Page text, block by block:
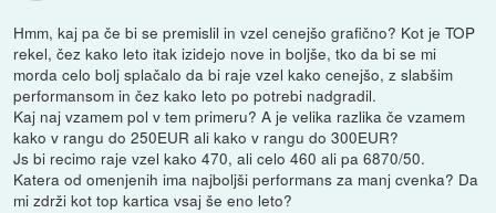
Hmm, kaj pa če bi se premislil in vzel cenejšo grafično? Kot je TOP
rekel, čez kako leto itak izidejo nove in boljše, tko da bi se mi
morda celo bolj splačalo da bi raje vzel kako cenejšo, z slabšim
performansom in čez kako leto po potrebi nadgradil.
Kaj naj vzamem pol v tem primeru? A je velika razlika če vzamem
kako v rangu do 250EUR ali kako v rangu do 300EUR?
Js bi recimo raje vzel kako 470, ali celo 460 ali pa 6870/50.
Katera od omenjenih ima najboljši performans za manj cvenka? Da
mi zdrži kot top kartica vsaj še eno leto?